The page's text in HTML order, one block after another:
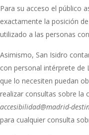
Para su acceso el público
exactamente la posición
utilizado a las personas
Asimismo, San Isidro
con personal intérprete de
que lo necesiten puedan
realizar consultas sobre la
accesibilidad@madrid-
para cualquier consulta